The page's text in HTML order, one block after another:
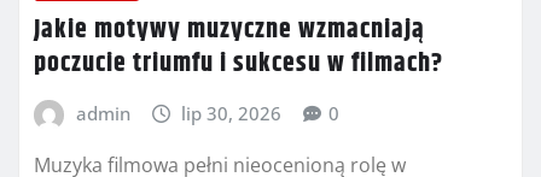
Jakie motywy muzyczne wzmacniają
poczucie triumfu i sukcesu w filmach?
admin lip 30, 2026 0
Muzyka filmowa pełni nieocenioną rolę w